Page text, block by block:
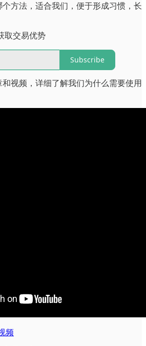
方法，适合我们，便于形成习惯，长
取交易优势
Subscribe
视频，详细了解我们为什么需要使用
频